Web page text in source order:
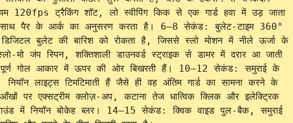
120fps ट्रैकिंग शॉट, लो स्वीपिंग किक से एक गार्ड हवा में उड़ जाता
के साथ पैर के आर्क का अनुसरण करता है। 6–8 सेकंड: बुलेट-टाइम 360°
डिजिटल बुलेट की बारिश को रोकता है, जिससे स्लो मोशन में नीले ऊर्जा के
जंप स्पिन, शक्तिशाली डाउनवर्ड स्ट्राइक से डामर में दरार आ जाती
गोल आकार में ऊपर की ओर बिखरती हैं। 10–12 सेकंड: समुराई के
नियॉन लाइट्स टिमटिमाती हैं जैसे ही वह अंतिम गार्ड का सामना करने के
पर एक्सट्रीम क्लोज़-अप, कटाना तेज धात्विक क्लिक और इलेक्ट्रिक
में नियॉन बोकेह ब्लर। 14–15 सेकंड: क्विक वाइड पुल-बैक, समुराई